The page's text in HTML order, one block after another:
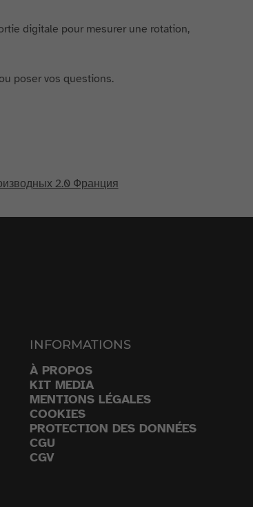
digitale pour mesurer une rotation,
poser vos questions.
2.0 Франция
INFORMATIONS
À PROPOS
KIT MEDIA
MENTIONS LÉGALES
COOKIES
PROTECTION DES DONNÉES
CGU
CGV